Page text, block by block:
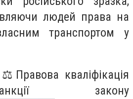
людей права на
транспортом у
кваліфікація
закону